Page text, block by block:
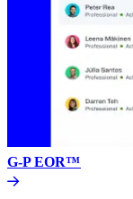
G-P EOR™​​